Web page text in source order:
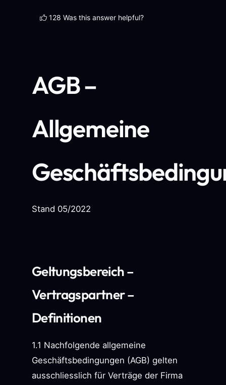
128 Was this answer helpful?
AGB –
Allgemeine
Stand 05/2022
Geltungsbereich –
Vertragspartner –
Definitionen
1.1 Nachfolgende allgemeine
Geschäftsbedingungen (AGB) gelten
ausschliesslich für Verträge der Firma